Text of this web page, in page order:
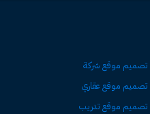
تصميم موقع شركة
تصميم موقع عقاري
تصميم موقع تدريب